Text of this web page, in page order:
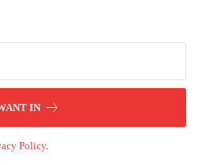
IN
Policy.